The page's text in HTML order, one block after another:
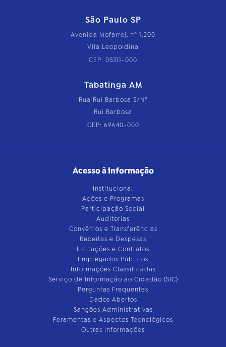
São Paulo SP
Avenida Mofarrej, nº 1.200
Vila Leopoldina
CEP: 05311-000
Tabatinga AM
Rua Rui Barbosa S/Nº
Rui Barbosa
CEP: 69640-000
Acesso à Informação
Institucional
Ações e Programas
Participação Social
Auditorias
Convênios e Transferências
Receitas e Despesas
Licitações e Contratos
Empregados Públicos
Informações Classificadas
Serviço de Informação ao Cidadão (SIC)
Perguntas Frequentes
Dados Abertos
Sanções Administrativas
Feramentas e Aspectos Tecnológicos
Outras Informações